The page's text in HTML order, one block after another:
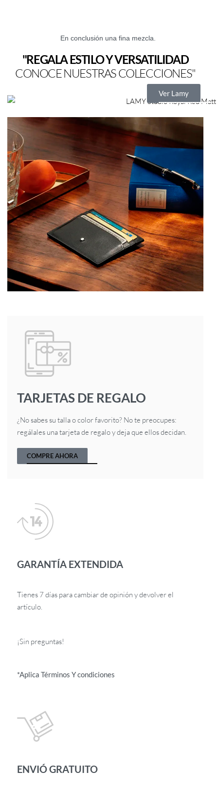
En conclusión una fina mezcla.
"REGALA ESTILO Y VERSATILIDAD
CONOCE NUESTRAS COLECCIONES"
Ver Lamy
TARJETAS DE REGALO
¿No sabes su talla o color favorito? No te preocupes:
regálales una tarjeta de regalo y deja que ellos decidan.
COMPRE AHORA
GARANTÍA EXTENDIDA
Tienes 7 días para cambiar de opinión y devolver el
artículo.
¡Sin preguntas!
*Aplica Términos Y condiciones
ENVIÓ GRATUITO